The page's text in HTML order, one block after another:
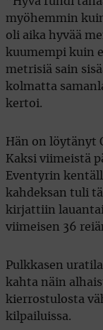
myöhemmin
oli aika hyvää
kuumempi kuin
metrisiä sain
kolmatta
kertoi.
Hän on löytänyt
Kaksi viimeistä
Eventyrin
kahdeksan tuli
kirjattiin
viimeisen 36
Pulkkasen
kahta näin
kierrostulosta
kilpailuissa.